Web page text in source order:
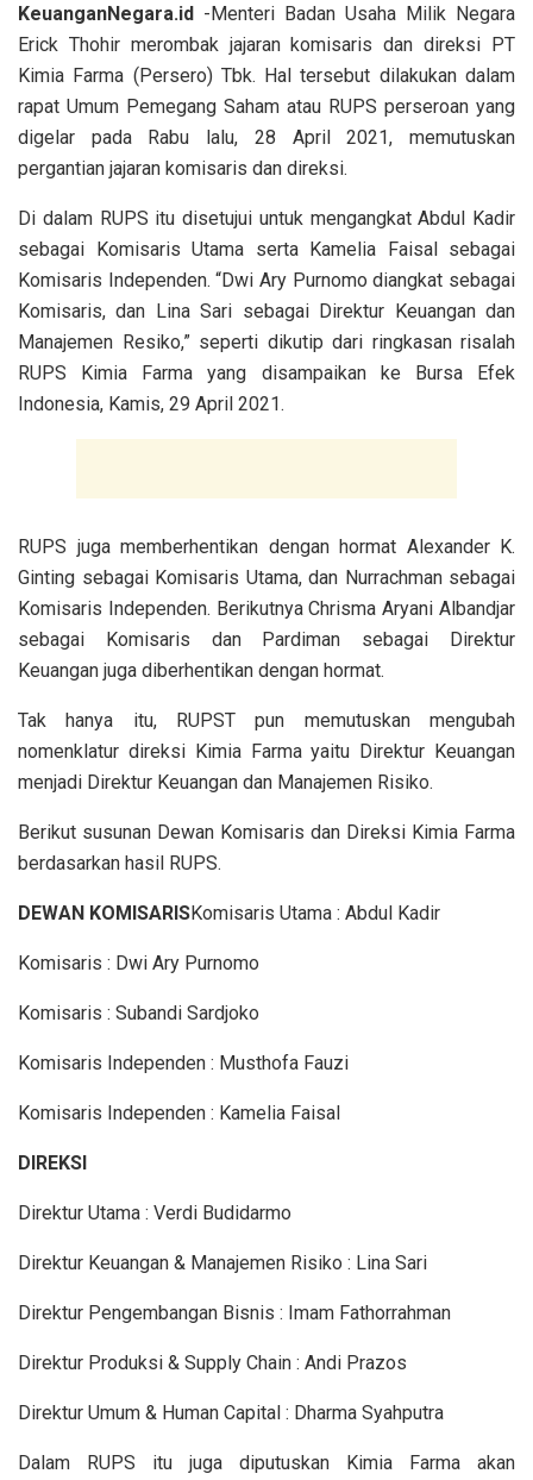
KeuanganNegara.id -Menteri Badan Usaha Milik Negara
Erick Thohir merombak jajaran komisaris dan direksi PT
Kimia Farma (Persero) Tbk. Hal tersebut dilakukan dalam
rapat Umum Pemegang Saham atau RUPS perseroan yang
digelar pada Rabu lalu, 28 April 2021, memutuskan
pergantian jajaran komisaris dan direksi.
Di dalam RUPS itu disetujui untuk mengangkat Abdul Kadir
sebagai Komisaris Utama serta Kamelia Faisal sebagai
Komisaris Independen. “Dwi Ary Purnomo diangkat sebagai
Komisaris, dan Lina Sari sebagai Direktur Keuangan dan
Manajemen Resiko,” seperti dikutip dari ringkasan risalah
RUPS Kimia Farma yang disampaikan ke Bursa Efek
Indonesia, Kamis, 29 April 2021.
RUPS juga memberhentikan dengan hormat Alexander K.
Ginting sebagai Komisaris Utama, dan Nurrachman sebagai
Komisaris Independen. Berikutnya Chrisma Aryani Albandjar
sebagai Komisaris dan Pardiman sebagai Direktur
Keuangan juga diberhentikan dengan hormat.
Tak hanya itu, RUPST pun memutuskan mengubah
nomenklatur direksi Kimia Farma yaitu Direktur Keuangan
menjadi Direktur Keuangan dan Manajemen Risiko.
Berikut susunan Dewan Komisaris dan Direksi Kimia Farma
berdasarkan hasil RUPS.
DEWAN KOMISARISKomisaris Utama : Abdul Kadir
Komisaris : Dwi Ary Purnomo
Komisaris : Subandi Sardjoko
Komisaris Independen : Musthofa Fauzi
Komisaris Independen : Kamelia Faisal
DIREKSI
Direktur Utama : Verdi Budidarmo
Direktur Keuangan & Manajemen Risiko : Lina Sari
Direktur Pengembangan Bisnis : Imam Fathorrahman
Direktur Produksi & Supply Chain : Andi Prazos
Direktur Umum & Human Capital : Dharma Syahputra
Dalam RUPS itu juga diputuskan Kimia Farma akan